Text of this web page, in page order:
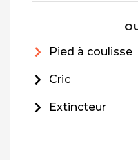
Pied à coulisse
Cric
Extincteur